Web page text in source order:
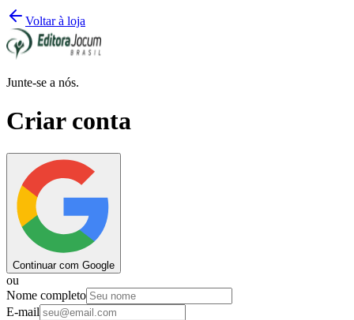
Voltar à loja
Junte-se a nós.
Criar conta
Continuar com Google
ou
Nome completo
E-mail